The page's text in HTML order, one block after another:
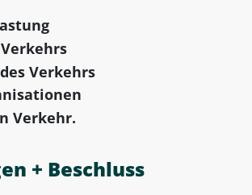
Verkehrs
Verkehr.
+ Beschluss